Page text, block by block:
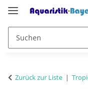
Zurück zur Liste